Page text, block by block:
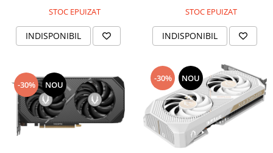
STOC EPUIZAT
INDISPONIBIL
STOC EPUIZAT
INDISPONIBIL
-30% NOU
-30% NOU